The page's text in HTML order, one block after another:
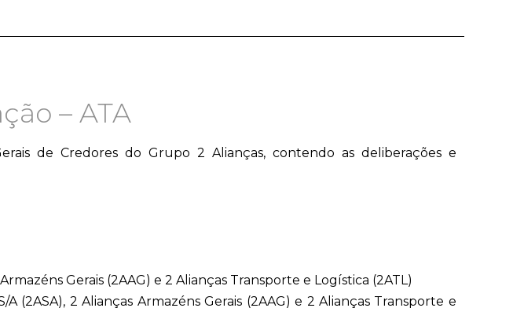
– ATA
de Credores do Grupo 2 Alianças, contendo as deliberações e
Gerais (2AAG) e 2 Alianças Transporte e Logística (2ATL)
(2ASA), 2 Alianças Armazéns Gerais (2AAG) e 2 Alianças Transporte e